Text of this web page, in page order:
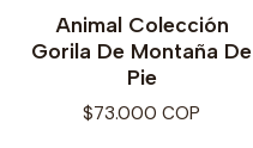
Animal Colección
Gorila De Montaña De
Pie
$73.000 COP